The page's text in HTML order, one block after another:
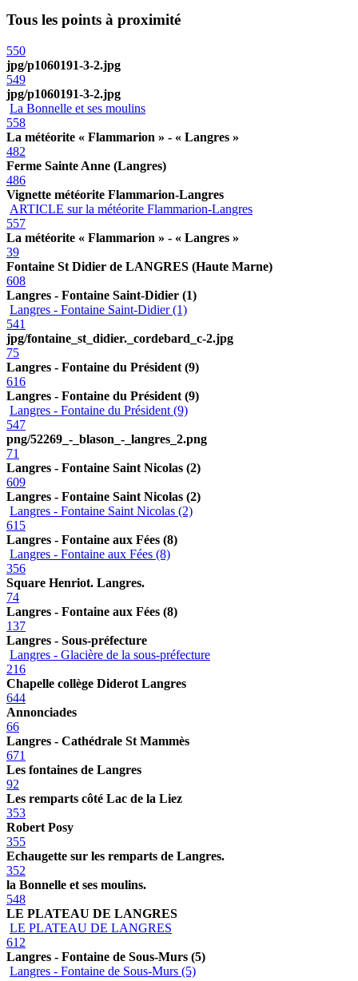
Tous les points à proximité
550
jpg/p1060191-3-2.jpg
549
jpg/p1060191-3-2.jpg
La Bonnelle et ses moulins
558
La météorite « Flammarion » - « Langres »
482
Ferme Sainte Anne (Langres)
486
Vignette météorite Flammarion-Langres
ARTICLE sur la météorite Flammarion-Langres
557
La météorite « Flammarion » - « Langres »
39
Fontaine St Didier de LANGRES (Haute Marne)
608
Langres - Fontaine Saint-Didier (1)
Langres - Fontaine Saint-Didier (1)
541
jpg/fontaine_st_didier._cordebard_c-2.jpg
75
Langres - Fontaine du Président (9)
616
Langres - Fontaine du Président (9)
Langres - Fontaine du Président (9)
547
png/52269_-_blason_-_langres_2.png
71
Langres - Fontaine Saint Nicolas (2)
609
Langres - Fontaine Saint Nicolas (2)
Langres - Fontaine Saint Nicolas (2)
615
Langres - Fontaine aux Fées (8)
Langres - Fontaine aux Fées (8)
356
Square Henriot. Langres.
74
Langres - Fontaine aux Fées (8)
137
Langres - Sous-préfecture
Langres - Glacière de la sous-préfecture
216
Chapelle collège Diderot Langres
644
Annonciades
66
Langres - Cathédrale St Mammès
671
Les fontaines de Langres
92
Les remparts côté Lac de la Liez
353
Robert Posy
355
Echaugette sur les remparts de Langres.
352
la Bonnelle et ses moulins.
548
LE PLATEAU DE LANGRES
LE PLATEAU DE LANGRES
612
Langres - Fontaine de Sous-Murs (5)
Langres - Fontaine de Sous-Murs (5)